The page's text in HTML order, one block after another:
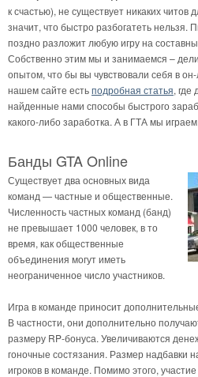
к счастью), не существует никаких
значит, что быстро разбогатеть нельзя.
поздно разложит любую игру на
Собственно этим мы и занимаемся –
опытом, что бы вы чувствовали себя в
нашем сайте естьподробная статья, где
найденные нами способы быстрого
какого-либо заработка. А в ГТА мы
Банды GTA Online
Существует два основных вида
команд — частные и общественные.
Численность частных команд (банд)
не превышает 1000 человек, в то
время, как общественные
объединения могут иметь
неограниченное число участников.
Игра в команде приносит
В частности, они дополнительно
размеру RP-бонуса. Увеличиваются
гоночные состязания. Размер надбавки
игроков в команде. Помимо этого,